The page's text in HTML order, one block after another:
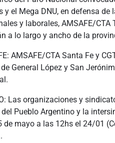
y el Mega DNU, en defensa
y laborales, AMSAFE/
a lo largo y ancho de la
AMSAFE/CTA Santa Fe y
General López y San
Las organizaciones y
Pueblo Argentino y la
de mayo a las 12hs el 24/01